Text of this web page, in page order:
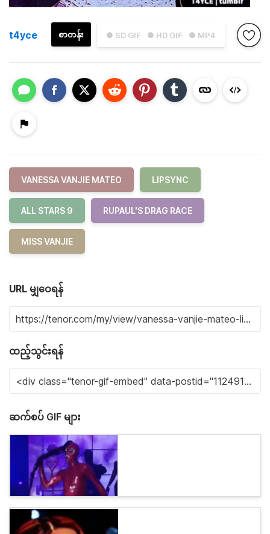
● SD GIF ● HD GIF ● MP4
စာတန်း
t4yce
VANESSA VANJIE MATEO LIPSYNC
ALL STARS 9 RUPAUL'S DRAG RACE
MISS VANJIE
URL မျှဝေရန်
ထည့်သွင်းရန်
ဆက်စပ် GIF များ